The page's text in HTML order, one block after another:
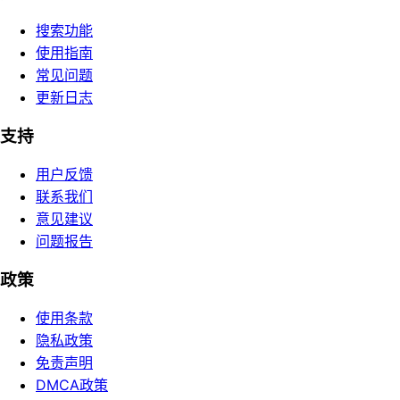
搜索功能
使用指南
常见问题
更新日志
支持
用户反馈
联系我们
意见建议
问题报告
政策
使用条款
隐私政策
免责声明
DMCA政策